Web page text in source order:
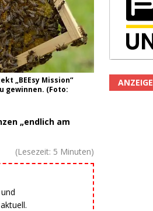
„BEEsy Mission“
gewinnen. (Foto:
„endlich am
(Lesezeit: 5 Minuten)
ANZEIGE